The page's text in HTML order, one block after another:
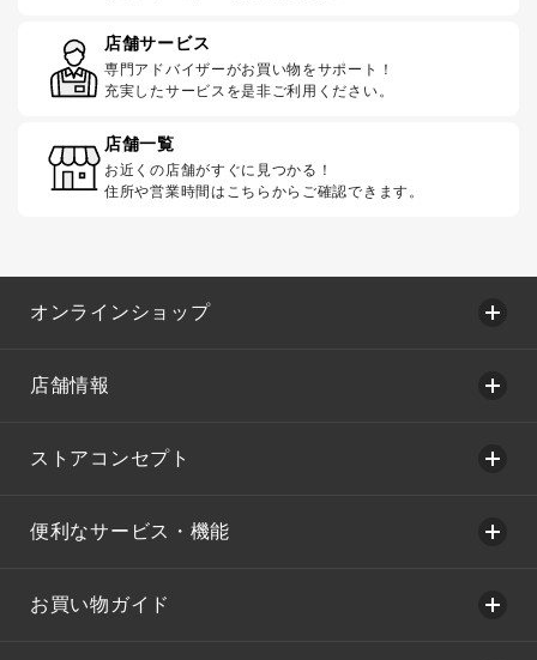
店舗サービス
専門アドバイザーがお買い物をサポート！
充実したサービスを是非ご利用ください。
店舗一覧
お近くの店舗がすぐに見つかる！
住所や営業時間はこちらからご確認できます。
オンラインショップ
店舗情報
ストアコンセプト
便利なサービス・機能
お買い物ガイド